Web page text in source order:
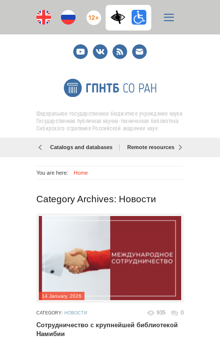
12+
YoutubeВКонтакте
RSS
E-
mail
подписка
Федеральное государственное бюджетное учреждение науки
Государственная публичная научно-техническая библиотека
Сибирского отделения Российской академии наук
Catalogs and databases Remote resources
You are here: Home
Category Archives: Новости
14 January, 2026
CATEGORY: НОВОСТИ 935 0
Сотрудничество с крупнейшей библиотекой
Намибии